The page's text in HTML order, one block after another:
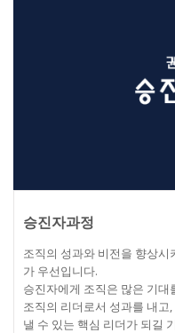
승진자과정
조직의 성과와 비전을 향상
가 우선입니다.
승진자에게 조직은 많은 기
조직의 리더로서 성과를 내
낼 수 있는 핵심 리더가 되길